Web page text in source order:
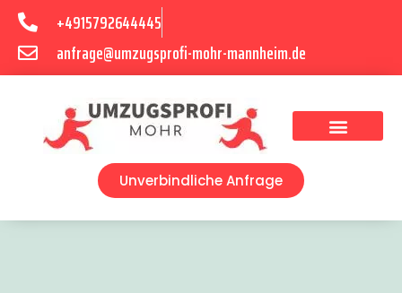
+4915792644445
anfrage@umzugsprofi-mohr-mannheim.de
Unverbindliche Anfrage